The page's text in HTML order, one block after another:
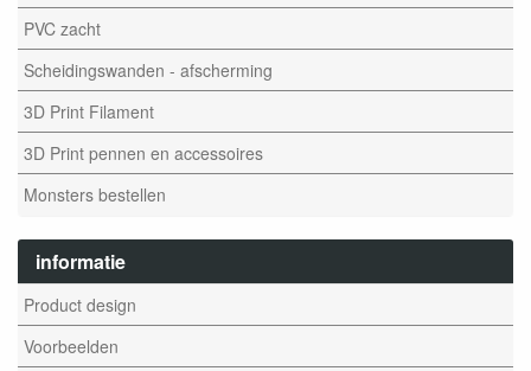
PVC zacht
Scheidingswanden - afscherming
3D Print Filament
3D Print pennen en accessoires
Monsters bestellen
informatie
Product design
Voorbeelden